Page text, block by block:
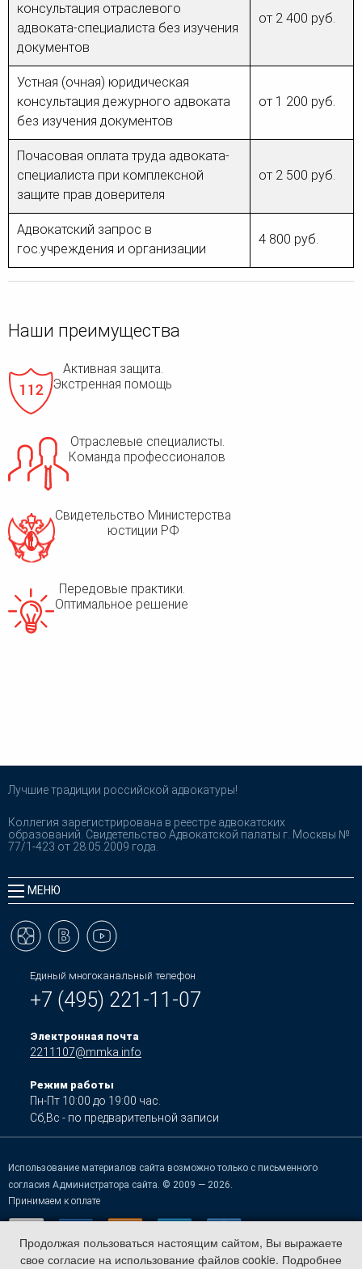
консультация отраслевого
адвоката-специалиста без изучения
документов
от 2 400 руб.
Устная (очная) юридическая
консультация дежурного адвоката
без изучения документов
от 1 200 руб.
Почасовая оплата труда адвоката-
специалиста при комплексной
защите прав доверителя
от 2 500 руб.
Адвокатский запрос в
гос.учреждения и организации
4 800 руб.
Наши преимущества
Активная защита.
Экстренная помощь
Отраслевые специалисты.
Команда профессионалов
Свидетельство Министерства
юстиции РФ
Передовые практики.
Оптимальное решение
Лучшие традиции российской адвокатуры!
Коллегия зарегистрирована в реестре адвокатских
образований. Свидетельство Адвокатской палаты г. Москвы №
77/1-423 от 28.05.2009 года.
МЕНЮ
Единый многоканальный телефон
+7 (495) 221-11-07
Электронная почта
2211107@mmka.info
Режим работы
Пн-Пт 10:00 до 19:00 час.
Сб,Вс - по предварительной записи
Использование материалов сайта возможно только с письменного
согласия Администратора сайта. © 2009 — 2026.
Принимаем к оплате
Продолжая пользоваться настоящим сайтом, Вы выражаете
свое согласие на использование файлов cookie. Подробнее